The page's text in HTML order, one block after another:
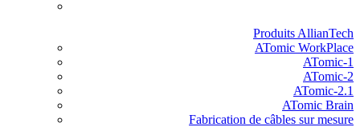
Produits AllianTech
ATomic WorkPlace
ATomic-1
ATomic-2
ATomic-2.1
ATomic Brain
Fabrication de câbles sur mesure